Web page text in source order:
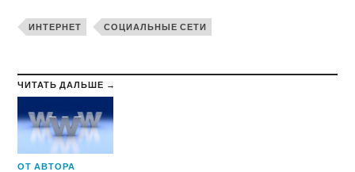
ИНТЕРНЕТ СОЦИАЛЬНЫЕ СЕТИ
ЧИТАТЬ ДАЛЬШЕ →
ОТ АВТОРА